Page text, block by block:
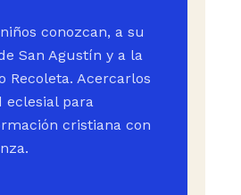
conozcan, a su
San Agustín y a la
Recoleta. Acercarlos
eclesial para
cristiana con